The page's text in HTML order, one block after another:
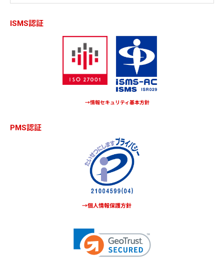
ISMS認証
→情報セキュリティ基本方針
PMS認証
→個人情報保護方針